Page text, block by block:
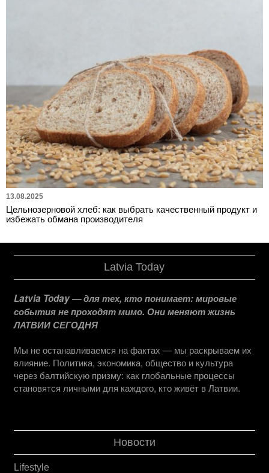
13.08.2025
Цельнозерновой хлеб: как выбрать качественный продукт и
избежать обмана производителя
Latvia Today
Latvia Today — для тех, кто понимает: мировые
события не проходят мимо. Они меняют жизнь
ЛАТВИИ СЕГОДНЯ
Мы не останавливаемся на фактах — мы раскрываем их
влияние. Политика, экономика, общество и культура
через балтийскую призму: как глобальные процессы
становятся личными для каждого, кто живёт в Латвии.
Новости
Lifestyle